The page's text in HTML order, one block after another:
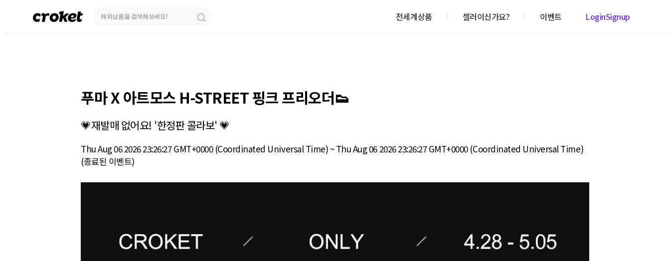
전세계상품 셀러이신가요? 이벤트 LoginSignup
푸마 X 아트모스 H-STREET 핑크 프리오더👟
💗재발매 없어요! '한정판 콜라보' 💗
Thu Aug 06 2026 23:26:27 GMT+0000 (Coordinated Universal Time) ~ Thu Aug 06 2026 23:26:27 GMT+0000 (Coordinated Universal Time)
(종료된 이벤트)